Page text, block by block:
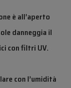
è all’aperto
danneggia il
confiltri UV.
con l’umidità